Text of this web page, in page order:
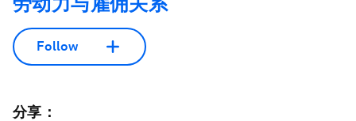
Follow
分享：